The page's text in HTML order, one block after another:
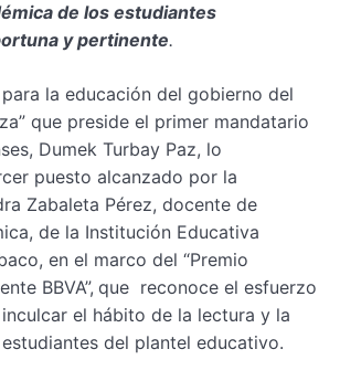
de los estudiantes
y pertinente.
la educación del gobierno del
que preside el primer mandatario
Dumek Turbay Paz, lo
puesto alcanzado por la
Zabaleta Pérez, docente de
de la Institución Educativa
en el marco del “Premio
BBVA”, que reconoce el esfuerzo
el hábito de la lectura y la
del plantel educativo.